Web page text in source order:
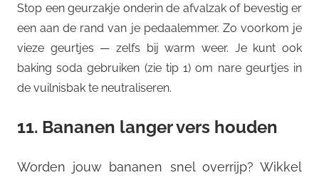
Stop een geurzakje onderin de afvalzak of bevestig er
een aan de rand van je pedaalemmer. Zo voorkom je
vieze geurtjes — zelfs bij warm weer. Je kunt ook
baking soda gebruiken (zie tip 1) om nare geurtjes in
de vuilnisbak te neutraliseren.
11. Bananen langer vers houden
Worden jouw bananen snel overrijp? Wikkel